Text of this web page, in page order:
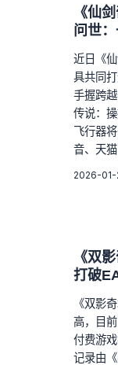
《仙
问世
近日《
具共同
手握跨
传说：
飞行器
音、天
2026-01-
《双
打破
《双影
高，目
付费游
记录由